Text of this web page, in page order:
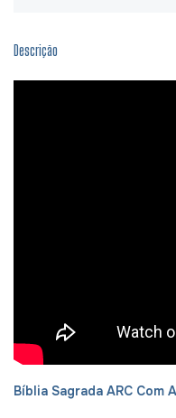
Descrição
Bíblia Sagrada ARC Com